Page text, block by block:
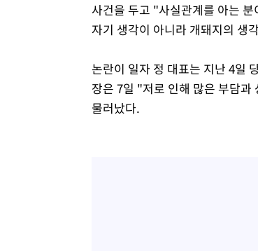
사건을 두고 "사실관계를 아는
자기 생각이 아니라 개돼지의 생
논란이 일자 정 대표는 지난 4일
장은 7일 "저로 인해 많은 부담
물러났다.